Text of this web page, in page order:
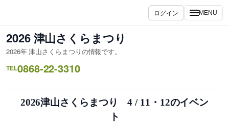
を
ス
キ
ッ
ログイン MENU
2026 津山さくらまつり
2026年 津山さくらまつりの情報です。
TEL0868-22-3310
2026津山さくらまつり 4 / 11・12のイベン
ト